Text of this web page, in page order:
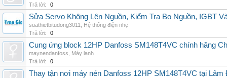
Trả lời:
0
Sửa Servo Không Lên Nguồn, Kiểm Tra Bo Nguồn, IGBT
suathietbitudong3011
Hệ thống điện nhẹ
Trả lời:
0
Cung ứng block 12HP Danfoss SM148T4VC chính hãng
maynendanfoss
Máy lạnh
Trả lời:
0
Thay tận nơi máy nén Danfoss 12HP SM148T4VC tại